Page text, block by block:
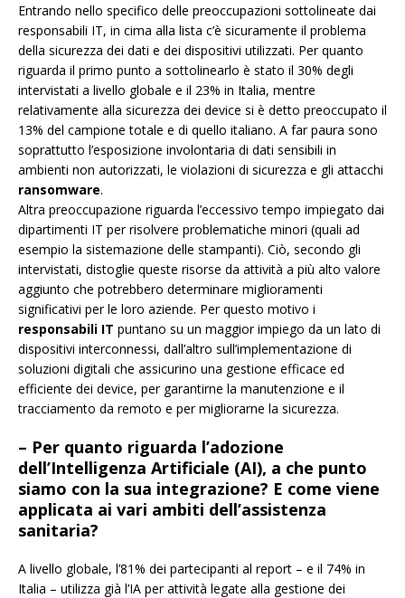
Entrando nello specifico delle preoccupazioni sottolineate dai
responsabili IT, in cima alla lista c’è sicuramente il problema
della sicurezza dei dati e dei dispositivi utilizzati. Per quanto
riguarda il primo punto a sottolinearlo è stato il 30% degli
intervistati a livello globale e il 23% in Italia, mentre
relativamente alla sicurezza dei device si è detto preoccupato il
13% del campione totale e di quello italiano. A far paura sono
soprattutto l’esposizione involontaria di dati sensibili in
ambienti non autorizzati, le violazioni di sicurezza e gli attacchi
ransomware.
Altra preoccupazione riguarda l’eccessivo tempo impiegato dai
dipartimenti IT per risolvere problematiche minori (quali ad
esempio la sistemazione delle stampanti). Ciò, secondo gli
intervistati, distoglie queste risorse da attività a più alto valore
aggiunto che potrebbero determinare miglioramenti
significativi per le loro aziende. Per questo motivo i
responsabili IT puntano su un maggior impiego da un lato di
dispositivi interconnessi, dall’altro sull’implementazione di
soluzioni digitali che assicurino una gestione efficace ed
efficiente dei device, per garantirne la manutenzione e il
tracciamento da remoto e per migliorarne la sicurezza.
– Per quanto riguarda l’adozione
dell’Intelligenza Artificiale (AI), a che punto
siamo con la sua integrazione? E come viene
applicata ai vari ambiti dell’assistenza
sanitaria?
A livello globale, l’81% dei partecipanti al report – e il 74% in
Italia – utilizza già l’IA per attività legate alla gestione dei